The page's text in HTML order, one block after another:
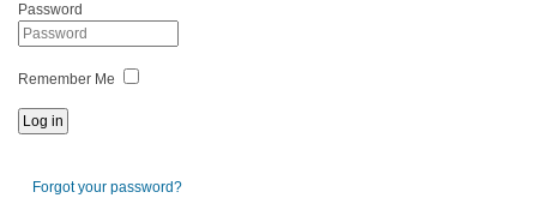
Password
Remember Me
Forgot your password?